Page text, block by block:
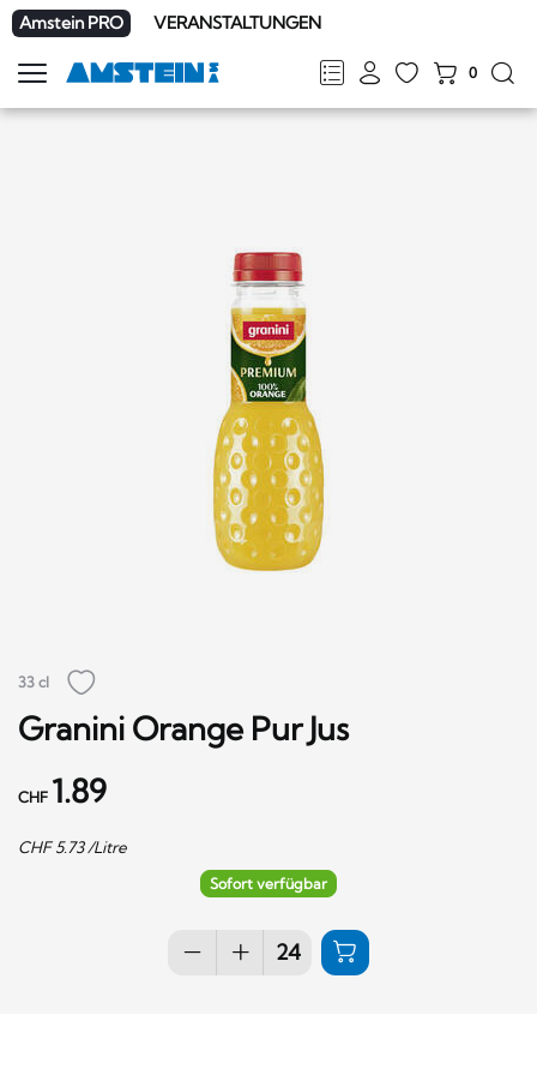
Amstein PRO VERANSTALTUNGEN
FRDEENIT
0
Navigation
zeigen
33 cl
Granini Orange Pur Jus
CHF 1.89
CHF5.73/Litre
Sofort verfügbar